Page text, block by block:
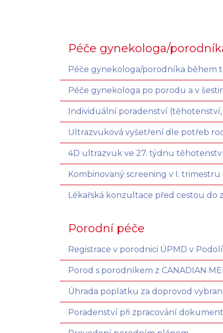
Péče gynekologa/
Péče gynekologa/porodníka během
Péče gynekologa po porodu a v
Individuální poradenství
Ultrazvuková vyšetření dle potřeb
4D ultrazvuk ve 27. týdnu
Kombinovaný screening v I. trimestru
Lékařská konzultace před cestou do
Porodní péče
Registrace v porodnici ÚPMD v
Porod s porodníkem z CANADIAN
Úhrada poplatku za doprovod
Poradenství při zpracování